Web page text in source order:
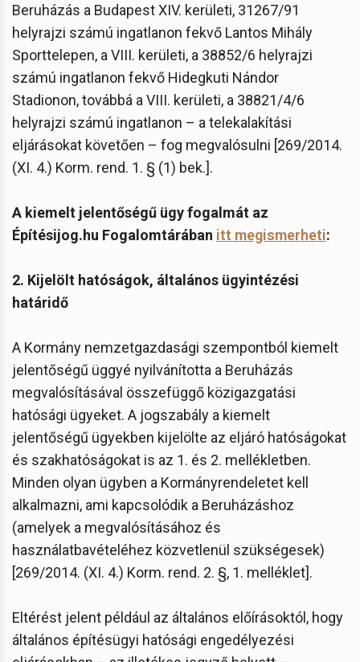
Beruházás a Budapest XIV. kerületi, 31267/91
helyrajzi számú ingatlanon fekvő Lantos Mihály
Sporttelepen, a VIII. kerületi, a 38852/6 helyrajzi
számú ingatlanon fekvő Hidegkuti Nándor
Stadionon, továbbá a VIII. kerületi, a 38821/4/6
helyrajzi számú ingatlanon – a telekalakítási
eljárásokat követően – fog megvalósulni [269/2014.
(XI. 4.) Korm. rend. 1. § (1) bek.].
A kiemelt jelentőségű ügy fogalmát az
Építésijog.hu Fogalomtárában itt megismerheti:
2. Kijelölt hatóságok, általános ügyintézési
határidő
A Kormány nemzetgazdasági szempontból kiemelt
jelentőségű üggyé nyilvánította a Beruházás
megvalósításával összefüggő közigazgatási
hatósági ügyeket. A jogszabály a kiemelt
jelentőségű ügyekben kijelölte az eljáró hatóságokat
és szakhatóságokat is az 1. és 2. mellékletben.
Minden olyan ügyben a Kormányrendeletet kell
alkalmazni, ami kapcsolódik a Beruházáshoz
(amelyek a megvalósításához és
használatbavételéhez közvetlenül szükségesek)
[269/2014. (XI. 4.) Korm. rend. 2. §, 1. melléklet].
Eltérést jelent például az általános előírásoktól, hogy
általános építésügyi hatósági engedélyezési